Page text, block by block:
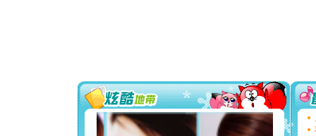
要平安！
[圣诞节]
能正大
天都要快
[圣诞节]